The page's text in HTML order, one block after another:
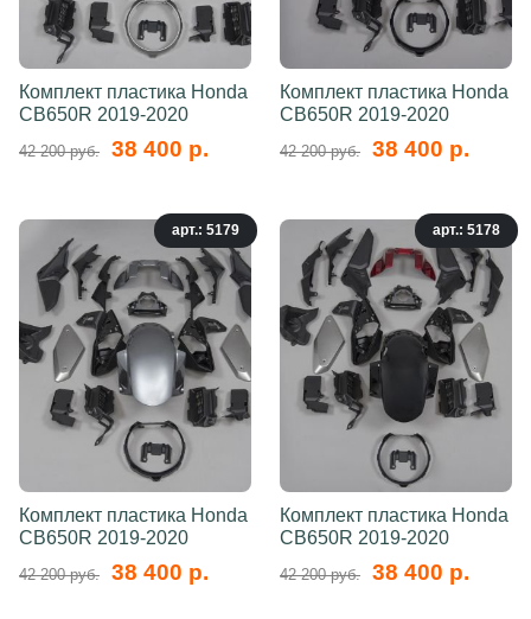
Комплект пластика Honda
CB650R 2019-2020
42 200 руб. 38 400 р.
Комплект пластика Honda
CB650R 2019-2020
42 200 руб. 38 400 р.
арт.: 5179
Комплект пластика Honda
CB650R 2019-2020
42 200 руб. 38 400 р.
арт.: 5178
Комплект пластика Honda
CB650R 2019-2020
42 200 руб. 38 400 р.